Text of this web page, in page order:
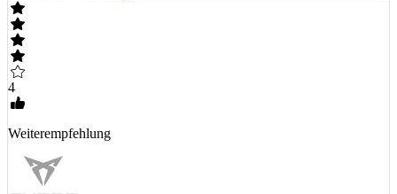
4
Weiterempfehlung